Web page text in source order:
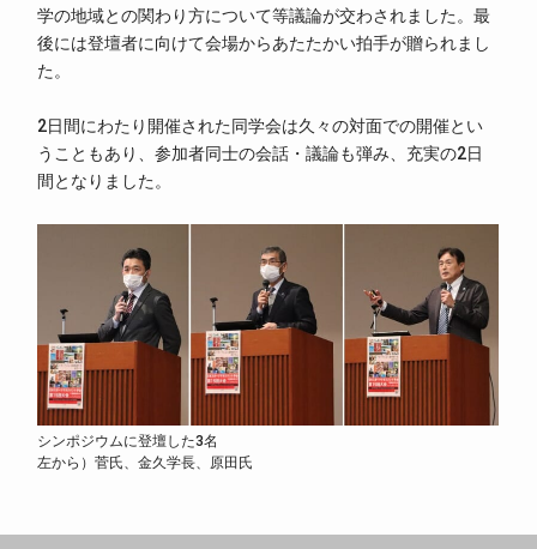
学の地域との関わり方について等議論が交わされました。最
後には登壇者に向けて会場からあたたかい拍手が贈られまし
た。
2日間にわたり開催された同学会は久々の対面での開催とい
うこともあり、参加者同士の会話・議論も弾み、充実の2日
間となりました。
シンポジウムに登壇した3名
左から）菅氏、金久学長、原田氏